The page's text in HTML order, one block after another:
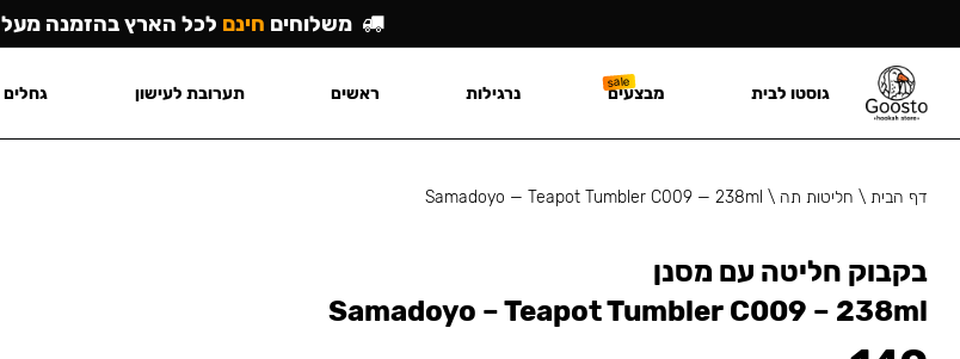
דף הבית\ חליטות תה \
Samadoyo — Teapot Tumbler C009 — 238ml
בקבוק חליטה עם מסנן
Samadoyo – Teapot Tumbler C009 – 238ml
משלוחים חינם לכל הארץ בהזמנה מעל ₪449
גוסטו לבית מבצעים נרגילות ראשים תערובת לעישון גחלים